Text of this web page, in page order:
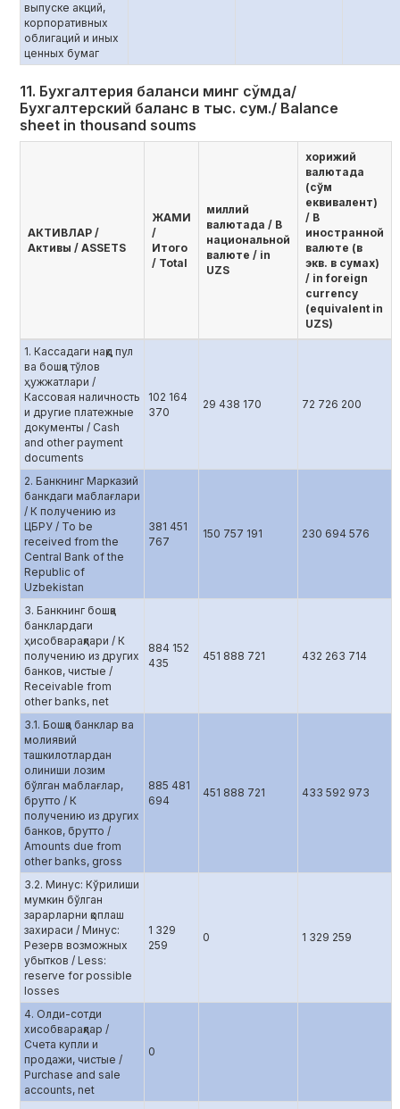
выпуске акций,
корпоративных
облигаций и иных
ценных бумаг
11. Бухгалтерия баланси минг сўмда/
Бухгалтерский баланс в тыс. сум./ Balance
sheet in thousand soums
AКТИВЛАР /
Активы / ASSETS
ЖАМИ
/
Итого
/ Total
миллий
валютада / В
национальной
валюте / in
UZS
хорижий
валютада
(сўм
еквивалент)
/ В
иностранной
валюте (в
экв. в сумах)
/ in foreign
currency
(equivalent in
UZS)
1. Кассадаги нақд пул
ва бошқа тўлов
ҳужжатлари /
Кассовая наличность
и другие платежные
документы / Cash
and other payment
documents
102 164
370
29 438 170 72 726 200
2. Банкнинг Марказий
банкдаги маблағлари
/ К получению из
ЦБРУ / To be
received from the
Central Bank of the
Republic of
Uzbekistan
381 451
767
150 757 191 230 694 576
3. Банкнинг бошқа
банклардаги
ҳисобварақлари / К
получению из других
банков, чистые /
Receivable from
other banks, net
884 152
435
451 888 721 432 263 714
3.1. Бошқа банклар ва
молиявий
ташкилотлардан
олиниши лозим
бўлган маблағлар,
брутто / К
получению из других
банков, брутто /
Amounts due from
other banks, gross
885 481
694
451 888 721 433 592 973
3.2. Минус: Кўрилиши
мумкин бўлган
зарарларни қоплаш
захираси / Минус:
Резерв возможных
убытков / Less:
reserve for possible
losses
1 329
259
0 1 329 259
4. Олди-сотди
хисобварақлар /
Счета купли и
продажи, чистые /
Purchase and sale
accounts, net
0